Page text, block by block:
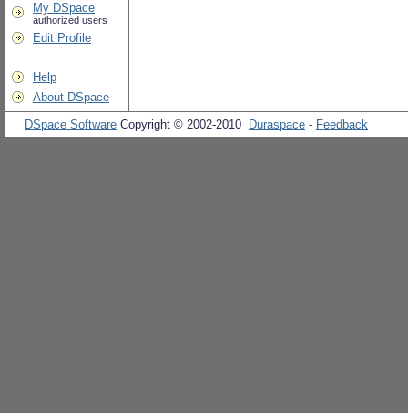
My DSpace
authorized users
Edit Profile
Help
About DSpace
DSpace Software Copyright © 2002-2010 Duraspace - Feedback